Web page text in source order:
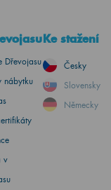
Dřevojasu
nábytku
v
Ke stažení
Česky
Slovensky
Německy